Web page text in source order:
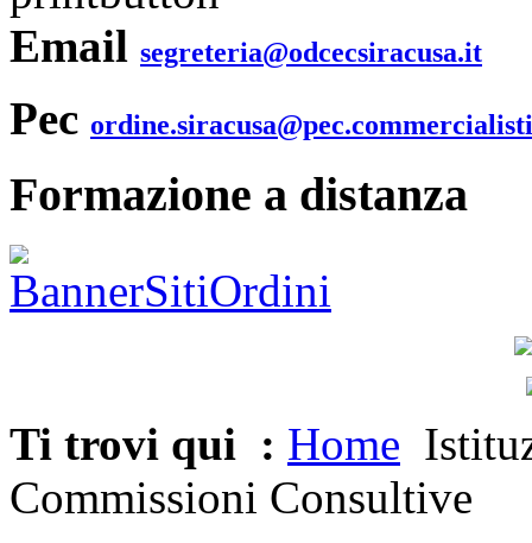
Email segreteria@odcecsiracusa.it
Pec
Formazione a distanza
Ti trovi qui : Home
Commissioni Consultive